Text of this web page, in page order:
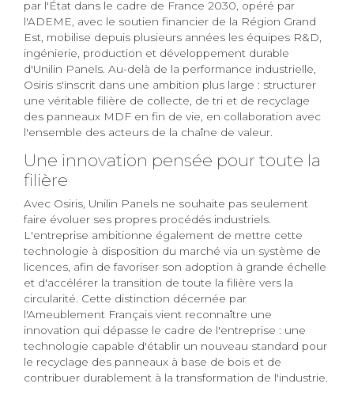
par l'État dans le cadre de France 2030, opéré par
l'ADEME, avec le soutien financier de la Région Grand
Est, mobilise depuis plusieurs années les équipes R&D,
ingénierie, production et développement durable
d'Unilin Panels. Au-delà de la performance industrielle,
Osiris s'inscrit dans une ambition plus large : structurer
une véritable filière de collecte, de tri et de recyclage
des panneaux MDF en fin de vie, en collaboration avec
l'ensemble des acteurs de la chaîne de valeur.
Une innovation pensée pour toute la
filière
Avec Osiris, Unilin Panels ne souhaite pas seulement
faire évoluer ses propres procédés industriels.
L'entreprise ambitionne également de mettre cette
technologie à disposition du marché via un système de
licences, afin de favoriser son adoption à grande échelle
et d'accélérer la transition de toute la filière vers la
circularité. Cette distinction décernée par
l'Ameublement Français vient reconnaître une
innovation qui dépasse le cadre de l'entreprise : une
technologie capable d'établir un nouveau standard pour
le recyclage des panneaux à base de bois et de
contribuer durablement à la transformation de l'industrie.